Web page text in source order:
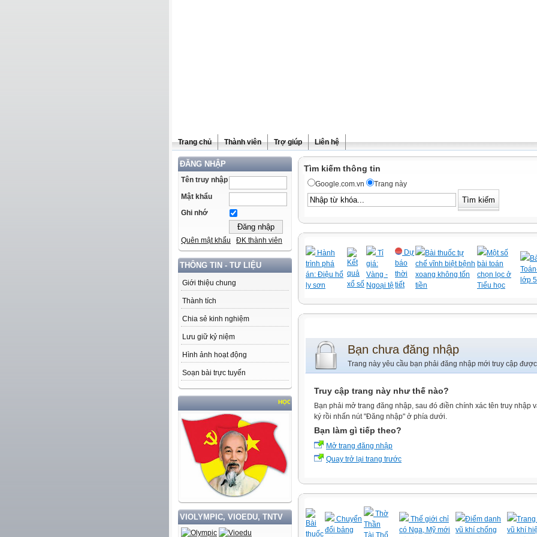
Trang chủ Thành viên Trợ giúp Liên hệ
ĐĂNG NHẬP
Tên truy nhập
Mật khẩu
Ghi nhớ
Quên mật khẩu ĐK thành viên
THÔNG TIN - TƯ LIỆU
Giới thiệu chung
Thành tích
Chia sẻ kinh nghiệm
Lưu giữ kỷ niệm
Hình ảnh hoạt động
Soạn bài trực tuyến
HỌC TẬP VÀ LÀM THEO TƯ TƯỞNG, ĐẠO ĐỨC, PHONG CÁCH HỒ CHÍ MINH
VIOLYMPIC, VIOEDU, TNTV
Tìm kiếm thông tin
Google.com.vn Trang này
Hành
trình phá
án: Điệu hổ
ly sơn
Kết
quả
xổ số
Tỉ
giá:
Vàng -
Ngoại tệ
Dự
báo
thời
tiết
Bài thuốc tự
chế vĩnh biệt bệnh
xoang không tốn
tiền
Một số
bài toán
chọn lọc ở
Tiểu học
lớp
Bạn chưa đăng nhập
Trang này yêu cầu bạn phải đăng nhập mới truy cập
Truy cập trang này như thế nào?
Bạn phải mở trang đăng nhập, sau đó điền chính xác tên truy nhập
ký rồi nhấn nút "Đăng nhập" ở phía dưới.
Bạn làm gì tiếp theo?
Mở trang đăng nhập
Quay trở lại trang trước
Bài
thuốc
Chuyển
đổi bảng
Thờ
Thần
Tài,Thổ
Thế giới chỉ
có Nga, Mỹ mới
Điểm danh
vũ khí chống
Trang
vũ khí